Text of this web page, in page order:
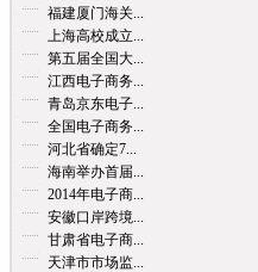
福建厦门海关...
上海高校成立...
第五届全国大...
江西电子商务...
青岛京东电子...
全国电子商务...
河北省确定7...
海南举办首届...
2014年电子商...
安徽口岸跨境...
甘肃省电子商...
天津市市场监...